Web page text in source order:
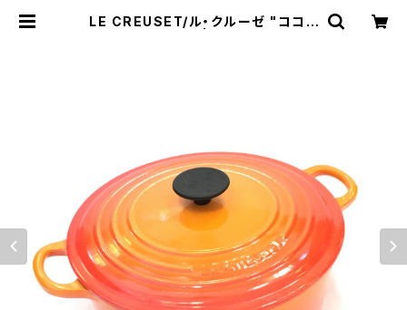
LE CREUSET/ル・クルーゼ "ココッ